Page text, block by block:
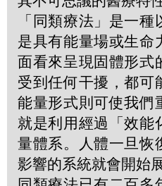
「同類療法」是一
是具有能量場或生命
面看來呈現固體形式
受到任何干擾，都可
能量形式則可使我們
就是利用經過「效能
量體系。人體一旦恢
影響的系統就會開始